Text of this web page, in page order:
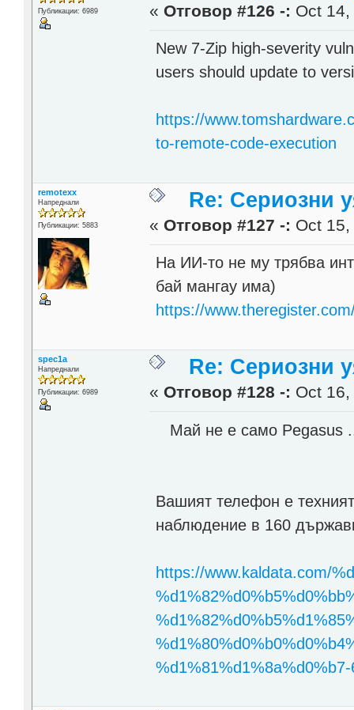
Публикации: 6989 « Отговор #126 -: Oct
New 7-Zip high-severity
users should update to
https://
to-remote-code-execution
remotexx
Напреднали
Публикации: 5883
Re: Сериозни
« Отговор #127 -: Oct
На ИИ-то не му трябва
бай мангау има)
https://
spec1a
Напреднали
Публикации: 6989
Re: Сериозни
« Отговор #128 -: Oct
Май не е само Pegasus
Вашият телефон е
наблюдение в 160
https://www.kaldata.com/